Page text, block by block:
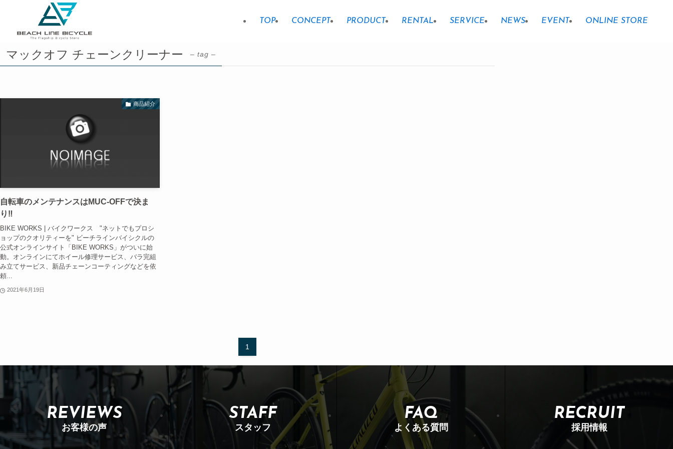
TOP CONCEPT PRODUCT RENTAL SERVICE NEWS EVENT ONLINE STORE
マックオフ チェーンクリーナー – tag –
商品紹介
自転車のメンテナンスはMUC-OFFで決ま
り‼️
BIKE WORKS | バイクワークス "ネットでもプロシ
ョップのクオリティーを" ビーチラインバイシクルの
公式オンラインサイト「BIKE WORKS」がついに始
動。オンラインにてホイール修理サービス、バラ完組
み立てサービス、新品チェーンコーティングなどを依
頼...
2021年6月19日
1
REVIEWS
お客様の声
STAFF
スタッフ
FAQ
よくある質問
RECRUIT
採用情報